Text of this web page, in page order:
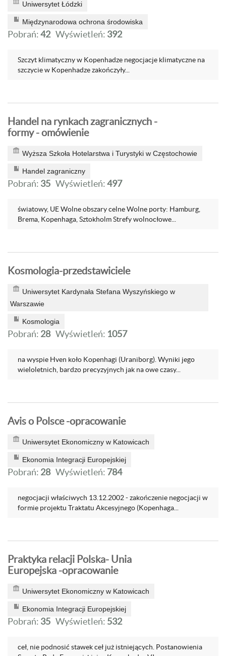
Uniwersytet Łódzki
Międzynarodowa ochrona środowiska
Pobrań:42 Wyświetleń: 392
Szczyt klimatyczny w Kopenhadze negocjacje klimatyczne na
szczycie w Kopenhadze zakończyły...
Handel na rynkach zagranicznych -
formy - omówienie
Wyższa Szkoła Hotelarstwa i Turystyki w Częstochowie
Handel zagraniczny
Pobrań: 35 Wyświetleń:497
światowy, UE Wolne obszary celne Wolne porty: Hamburg,
Brema, Kopenhaga, Sztokholm Strefy wolnocłowe...
Kosmologia-przedstawiciele
Uniwersytet Kardynała Stefana Wyszyńskiego w
Warszawie
Kosmologia
Pobrań: 28 Wyświetleń: 1057
na wyspie Hven koło Kopenhagi (Uraniborg). Wyniki jego
wieloletnich, bardzo precyzyjnych jak na owe czasy...
Avis o Polsce -opracowanie
Uniwersytet Ekonomiczny w Katowicach
Ekonomia Integracji Europejskiej
Pobrań: 28 Wyświetleń: 784
negocjacji właściwych 13.12.2002 - zakończenie negocjacji w
formie projektu Traktatu Akcesyjnego (Kopenhaga...
Praktyka relacji Polska- Unia
Europejska -opracowanie
Uniwersytet Ekonomiczny w Katowicach
Ekonomia Integracji Europejskiej
Pobrań: 35 Wyświetleń: 532
ceł, nie podnosić stawek ceł już istniejących. Postanowienia